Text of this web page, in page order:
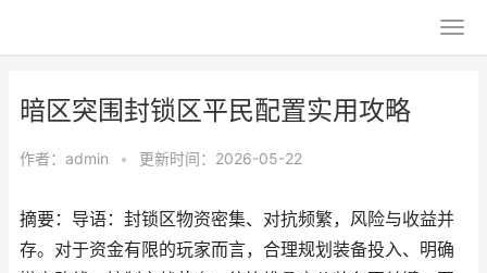
暗区突围封锁区平民配置实用攻略
作者： admin • 更新时间：2026-05-22
摘要：导语：封锁区物资密集、对抗频繁，风险与收益并
存。对于资金有限的玩家而言，合理规划装备投入、明确